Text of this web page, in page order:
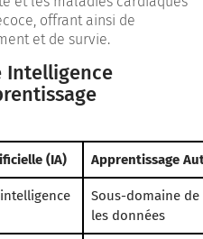
offrant ainsi de
et de survie.
Intelligence
(IA) Apprentissage
Sous-domaine de
les données